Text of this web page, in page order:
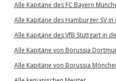
Alle Kapitäne des FC Bayern
Alle Kapitäne des Hamburger SV
Alle Kapitäne des VfB Stuttgart in
Alle Kapitäne von Borussia
Alle Kapitäne von Borussia